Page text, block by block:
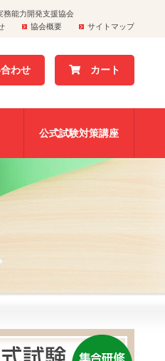
務能力開発支援協会
協会概要 サイトマップ
わせ カート
公式試験対策講座